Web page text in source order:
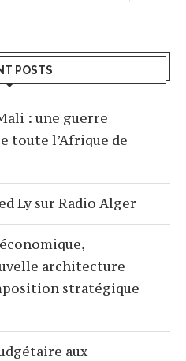
POSTS
: une guerre
toute l’Afrique de
Ly sur Radio Alger
architecture
stratégique
aux